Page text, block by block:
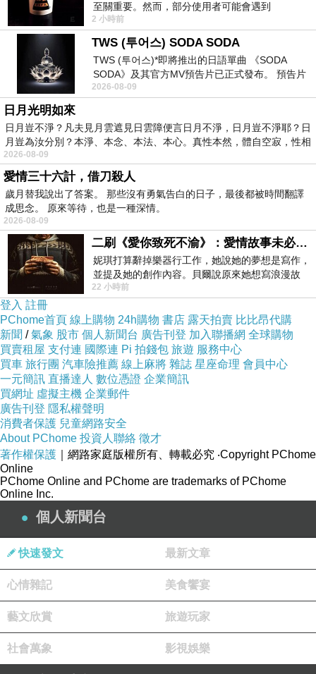
看到有划算的話就快買
有可能馬上就缺貨了！！
優惠折扣的部份寫在這邊！
而簡單的商品介紹可以看看下面
↓↓↓優惠購買方式詳情↓↓↓
搶先看
【Nikon】D7200 18-300mm 變焦鏡組(公司
貨)
品號：3687953
2420 萬像素
EXPEED 4 影像處理引擎
內置立體聲收音器錄音
至關重要。然而，部分使用者可能會遇到
Windows 11 設定應用程式中缺少「Windows 更
2 小時前
TWS (투어스) SODA SODA
TWS (투어스)*即將推出的日語單曲 《SODA
SODA》及其官方MV預告片已正式發布。 預告片
一經發布， 就引發了粉絲們對這次夏季回
2026-08-09
日月光明如來
日月豈不淨？凡夫見月雲遮見日雲障便言日月不淨，日月豈不淨耶？日
月豈為汝分別？本淨、本念、本法、本心。真性本然，體自空寂，性相
2026-08-09
愛情三十六計，借刀殺人
歲月替我說出了答案。 那些沒有勇氣告白的日子，最後都被時間翻譯
成思念。 原來等待，也是一種深情。
2026-08-09
二刷《愛你致死不渝》：愛情故事未必是浪漫故事
妮琪打算辭掉樂器行工作，她說她的夢想是寫作，
並提及她的創作內容。貝爾說原來她想寫浪漫故
事，妮琪回應：「不是浪漫故事，是愛情
22 小時前
登入 註冊
PChome首頁 線上購物 24h購物 書店 露天拍賣 比比昂代購
新聞 /氣象 股市 個人新聞台 廣告刊登 加入聯播網 全球購物
買賣租屋 支付連 國際連 Pi 拍錢包 旅遊 服務中心
買車 旅行團 汽車險推薦 線上麻將 雜誌 星座命理 會員中心
一元簡訊 直播達人 數位憑證 企業簡訊
買網址 虛擬主機 企業郵件
廣告刊登 隱私權聲明
消費者保護 兒童網路安全
About PChome 投資人聯絡 徵才
著作權保護 ｜網路家庭版權所有、轉載必究 ‧Copyright PChome
Online
PChome Online and PChome are trademarks of PChome
Online Inc.
個人新聞台
快速發文 最新文章
心情雜記 美食饗宴
藝文欣賞 旅遊玩家
社會萬象 影視娛樂